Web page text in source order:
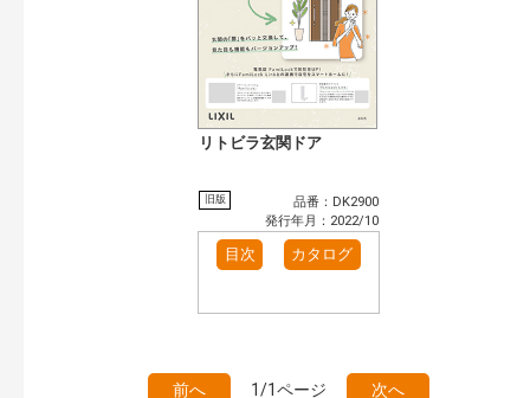
リトビラ玄関ドア
旧版
品番：DK2900
発行年月：2022/10
目次 カタログ
前へ 1/1ページ 次へ